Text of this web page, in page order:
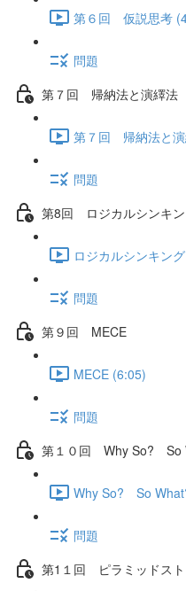
第６回 仮説思考
問題
第７回 帰納法と演繹法
第７回 帰納法と
問題
第8回 ロジカルシンキ
ロジカルシンキン
問題
第９回 MECE
MECE (6:05)
問題
第１０回 Why So? So
Why So? So
問題
第1１回 ピラミッドスト